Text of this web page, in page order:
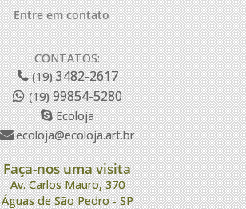
Entre em contato
CONTATOS:
(19)3482-2617
(19)99854-5280
Ecoloja
ecoloja@ecoloja.art.br
Faça-nos uma visita
Av. Carlos Mauro, 370
Águas de São Pedro - SP